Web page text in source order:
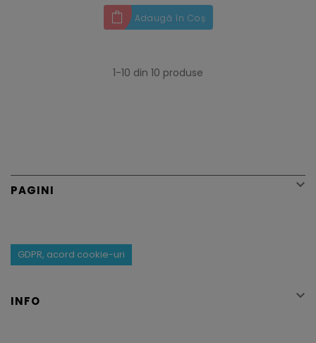
Adaugă în Coș
1-10 din 10 produse
PAGINI 
GDPR, acord cookie-uri
INFO 